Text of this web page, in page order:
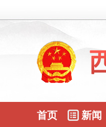
首页 新闻